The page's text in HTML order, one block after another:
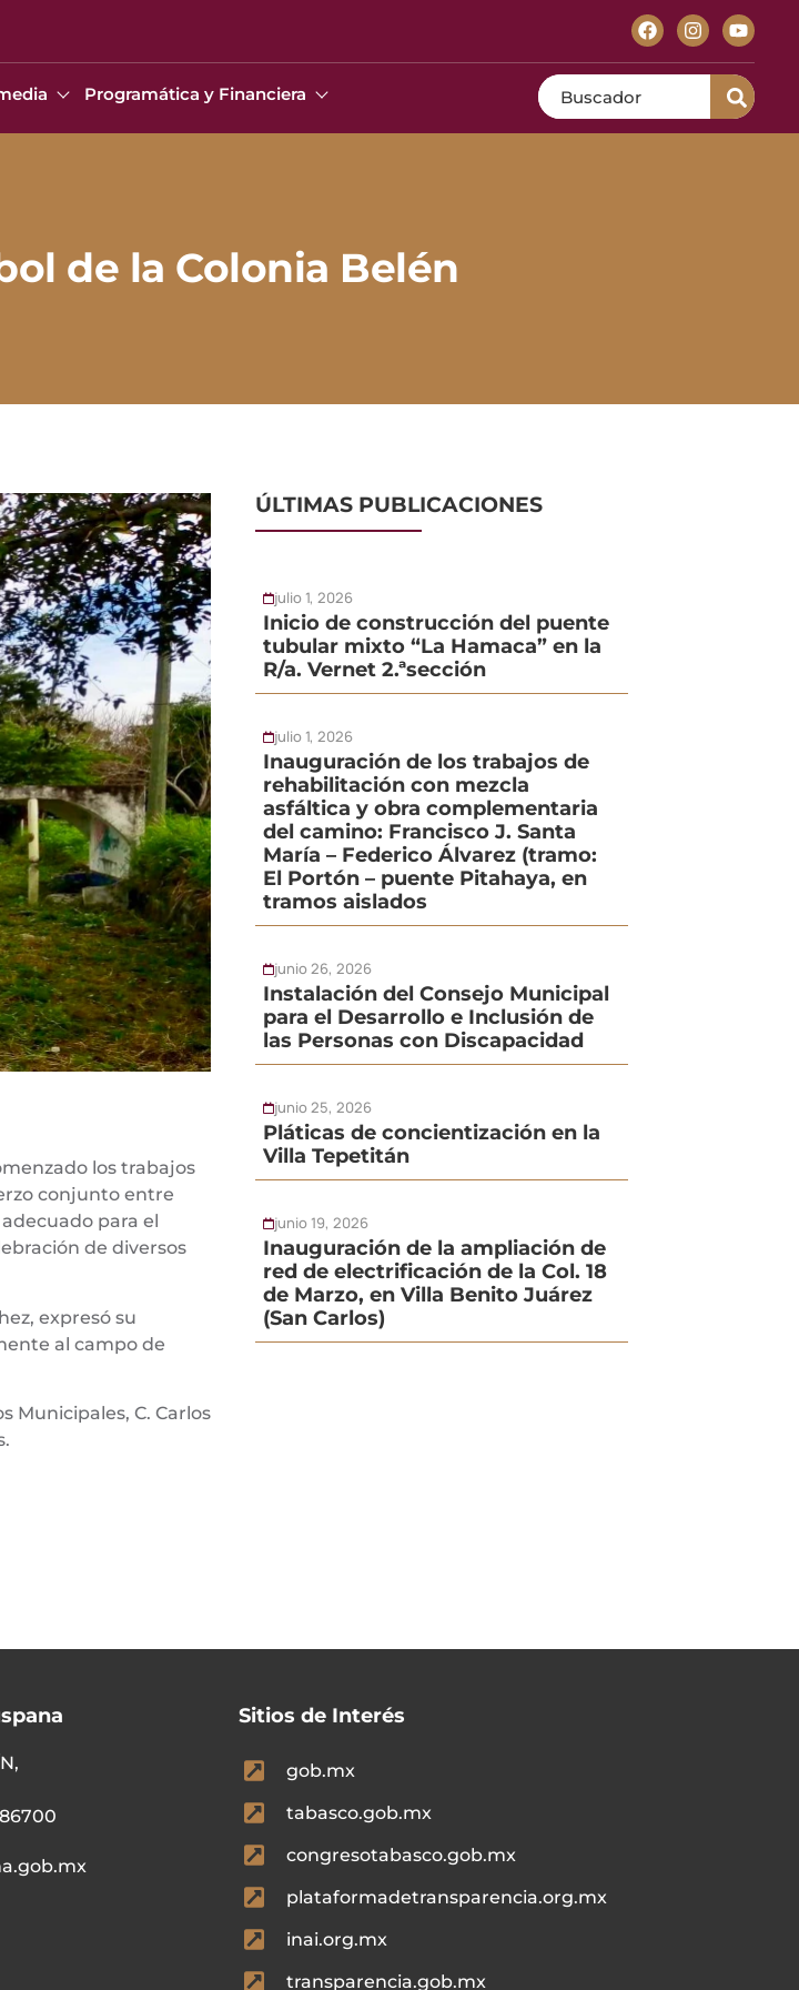
Programática y Financiera
Search
de la Colonia Belén
los trabajos
conjunto entre
para el
de diversos
expresó su
al campo de
Municipales, C. Carlos
ÚLTIMAS PUBLICACIONES
julio 1, 2026
Inicio de construcción del puente
tubular mixto “La Hamaca” en la
R/a. Vernet 2.ªsección
julio 1, 2026
Inauguración de los trabajos de
rehabilitación con mezcla
asfáltica y obra complementaria
del camino: Francisco J. Santa
María – Federico Álvarez (tramo:
El Portón – puente Pitahaya, en
tramos aislados
junio 26, 2026
Instalación del Consejo Municipal
para el Desarrollo e Inclusión de
las Personas con Discapacidad
junio 25, 2026
Pláticas de concientización en la
Villa Tepetitán
junio 19, 2026
Inauguración de la ampliación de
red de electrificación de la Col. 18
de Marzo, en Villa Benito Juárez
(San Carlos)
Sitios de Interés
gob.mx
tabasco.gob.mx
congresotabasco.gob.mx
plataformadetransparencia.org.mx
inai.org.mx
transparencia.gob.mx